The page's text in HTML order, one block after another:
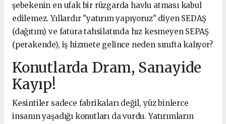
şebekenin en ufak bir rüzgarda havlu atması kabul
edilemez. Yıllardır "yatırım yapıyoruz" diyen SEDAŞ
(dağıtım) ve fatura tahsilatında hız kesmeyen SEPAŞ
(perakende), iş hizmete gelince neden sınıfta kalıyor?
Konutlarda Dram, Sanayide
Kayıp!
Kesintiler sadece fabrikaları değil, yüz binlerce
insanın yaşadığı konutları da vurdu. Yatırımların